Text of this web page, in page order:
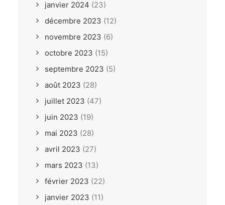
janvier 2024 (23)
décembre 2023 (12)
novembre 2023 (6)
octobre 2023 (15)
septembre 2023 (5)
août 2023 (28)
juillet 2023 (47)
juin 2023 (19)
mai 2023 (28)
avril 2023 (27)
mars 2023 (13)
février 2023 (22)
janvier 2023 (11)